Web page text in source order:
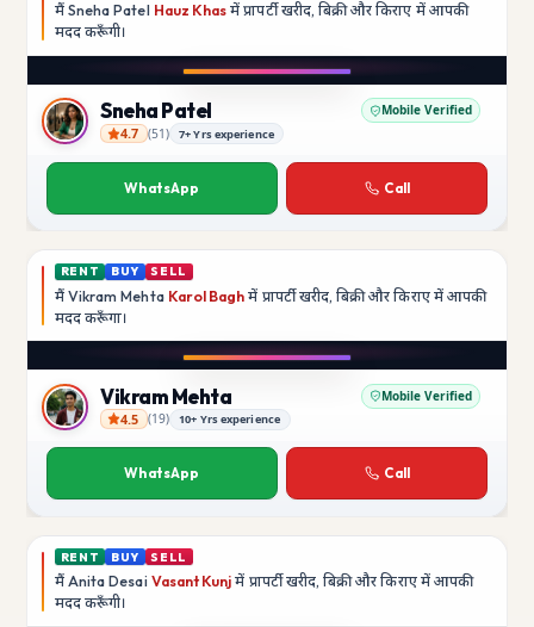
मैं Sneha Patel Hauz Khas में प्रापर्टी खरीद, बिक्री और किराए में आपकी
मददकरूँगी।
Sneha Patel
Sneha Patel Mobile Verified
4.7 (51) 7+ Yrs experience
WhatsApp Call
RENT BUY SELL
मैं Vikram Mehta Karol Bagh में प्रापर्टी खरीद, बिक्री और किराए में आपकी
मददकरूँगा।
Vikram Mehta
Vikram Mehta Mobile Verified
4.5 (19) 10+ Yrs experience
WhatsApp Call
RENT BUY SELL
मैं Anita Desai Vasant Kunj में प्रापर्टी खरीद, बिक्री और किराए में आपकी
मददकरूँगी।